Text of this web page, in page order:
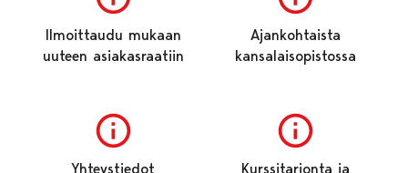
Ilmoittaudu mukaan
uuteen asiakasraatiin
Ajankohtaista
kansalaisopistossa
Yhteystiedot
Kurssitarjonta ja